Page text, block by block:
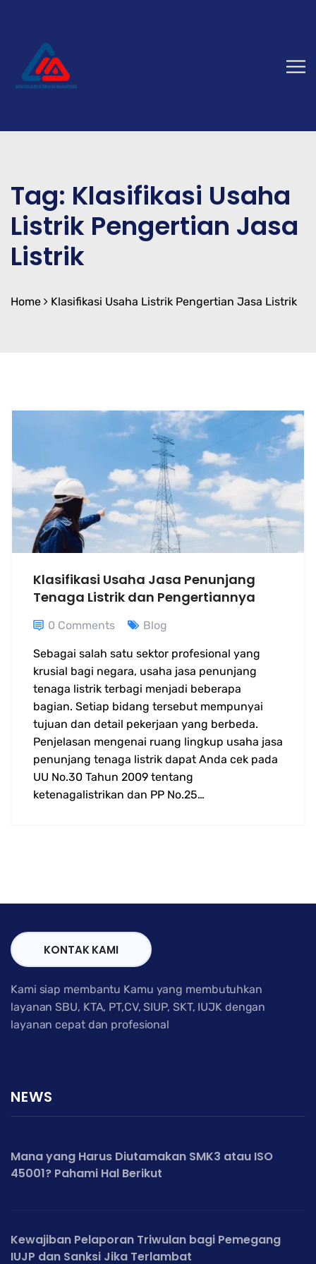
Tag: Klasifikasi Usaha
Listrik Pengertian Jasa
Listrik
Home Klasifikasi Usaha Listrik Pengertian Jasa Listrik
Klasifikasi Usaha Jasa Penunjang
Tenaga Listrik dan Pengertiannya
0 Comments Blog
Sebagai salah satu sektor profesional yang
krusial bagi negara, usaha jasa penunjang
tenaga listrik terbagi menjadi beberapa
bagian. Setiap bidang tersebut mempunyai
tujuan dan detail pekerjaan yang berbeda.
Penjelasan mengenai ruang lingkup usaha jasa
penunjang tenaga listrik dapat Anda cek pada
UU No.30 Tahun 2009 tentang
ketenagalistrikan dan PP No.25…
KONTAK KAMI
Kami siap membantu Kamu yang membutuhkan
layanan SBU, KTA, PT,CV, SIUP, SKT, IUJK dengan
layanan cepat dan profesional
NEWS
Mana yang Harus Diutamakan SMK3 atau ISO
45001? Pahami Hal Berikut
Kewajiban Pelaporan Triwulan bagi Pemegang
IUJP dan Sanksi Jika Terlambat